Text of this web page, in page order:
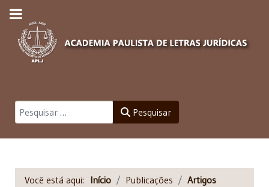
Pesquisar Pesquisar
Você está aqui: Início Publicações
Artigos